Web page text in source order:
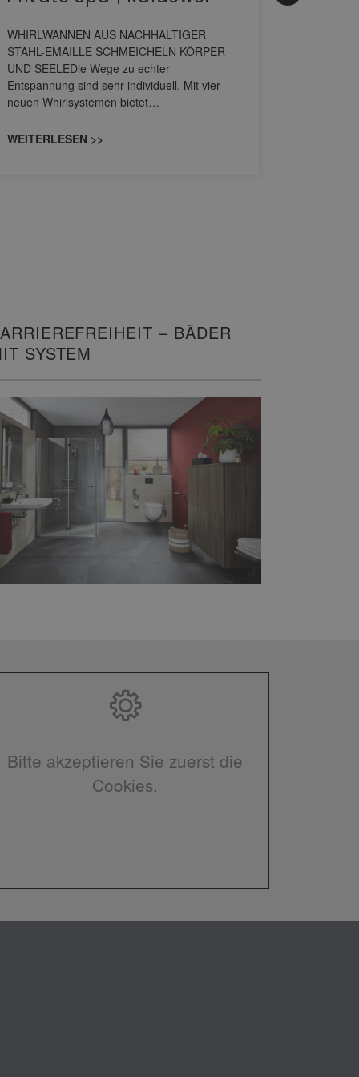
WHIRLWANNEN AUS NACHHALTIGER
STAHL-EMAILLE SCHMEICHELN KÖRPER
UND SEELEDie Wege zu echter
Entspannung sind sehr individuell. Mit vier
neuen Whirlsystemen bietet…
WEITERLESEN >>
– BÄDER
SYSTEM
Bitte akzeptieren Sie zuerst die
Cookies.